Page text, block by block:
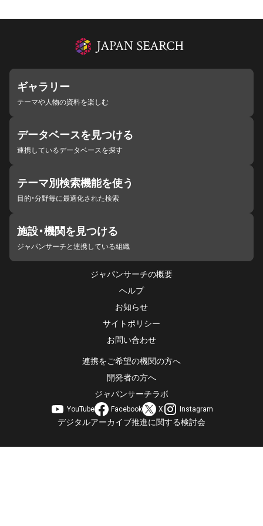
ギャラリー
テーマや人物の資料を楽しむ
データベースを見つける
連携しているデータベースを探す
テーマ別検索機能を使う
目的・分野毎に最適化された検索
施設・機関を見つける
ジャパンサーチと連携している組織
ジャパンサーチの概要
ヘルプ
お知らせ
サイトポリシー
お問い合わせ
連携をご希望の機関の方へ
開発者の方へ
ジャパンサーチラボ
YouTube Facebook X Instagram
デジタルアーカイブ推進に関する検討会